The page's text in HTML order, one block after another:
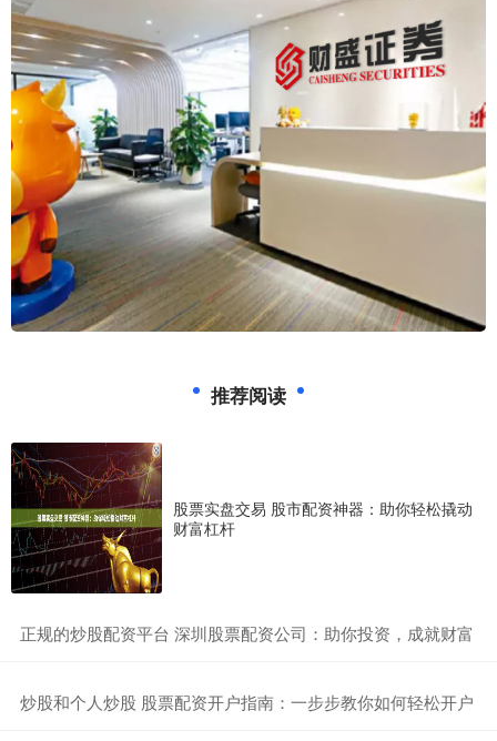
推荐阅读
股票实盘交易 股市配资神器：助你轻松撬动
财富杠杆
​正规的炒股配资平台 深圳股票配资公司：助你投资，成就财富
​炒股和个人炒股 股票配资开户指南：一步步教你如何轻松开户